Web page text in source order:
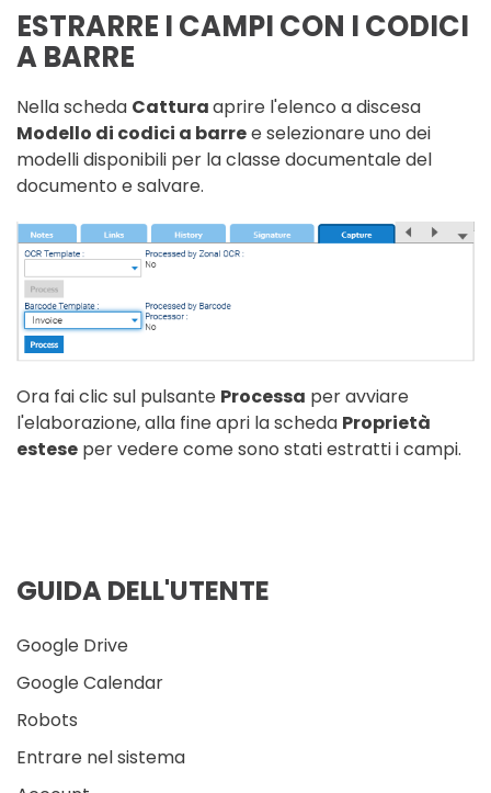
ESTRARRE I CAMPI CON I CODICI
A BARRE
Nella scheda Catturaaprire l'elenco a discesa
Modello di codici a barree selezionare uno dei
modelli disponibili per la classe documentale del
documento e salvare.
Ora fai clic sul pulsante Processa per avviare
l'elaborazione, alla fine apri la scheda Proprietà
estese per vedere come sono stati estratti i campi.
GUIDA DELL'UTENTE
Google Drive
Google Calendar
Robots
Entrare nel sistema